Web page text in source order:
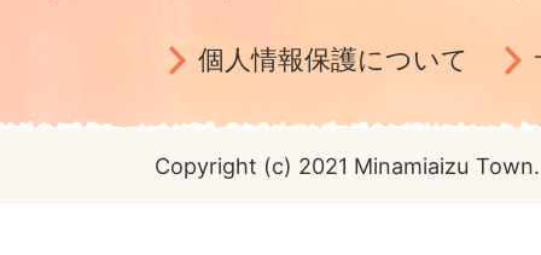
個人情報保護について
Copyright (c) 2021 Minamiaizu